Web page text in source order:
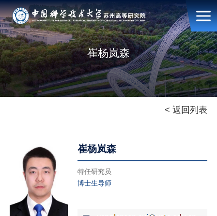
崔杨岚森
< 返回列表
崔杨岚森
特任研究员
博士生导师